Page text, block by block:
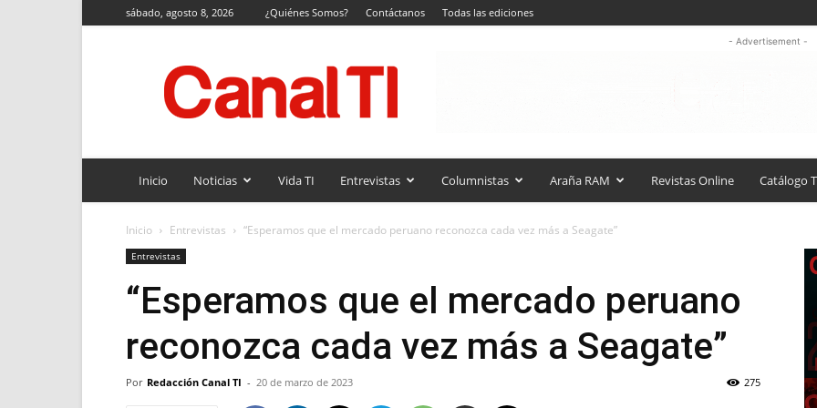
sábado, agosto 8, 2026 ¿Quiénes Somos? Contáctanos Todas las ediciones
TI
- Advertisement -
Inicio Noticias Vida TI Entrevistas Columnistas Araña RAM Revistas Online Catálogo
Inicio Entrevistas “Esperamos que el mercado peruano reconozca cada vez más a Seagate”
Entrevistas
“Esperamos que el mercado peruano
reconozca cada vez más a Seagate”
Por Redacción Canal TI - 20 de marzo de 2023 275